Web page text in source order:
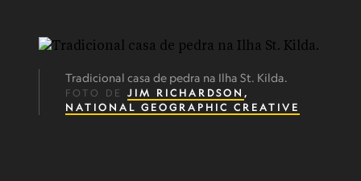
Tradicional casa de pedra na Ilha St. Kilda.
FOTO DE JIM RICHARDSON ,
NATIONAL GEOGRAPHIC CREATIVE